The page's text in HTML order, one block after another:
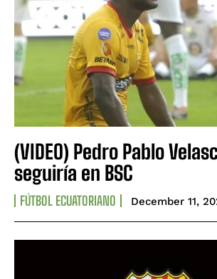
(VIDEO) Pedro Pablo
seguiría en BSC
FÚTBOL ECUATORIANO December 11,